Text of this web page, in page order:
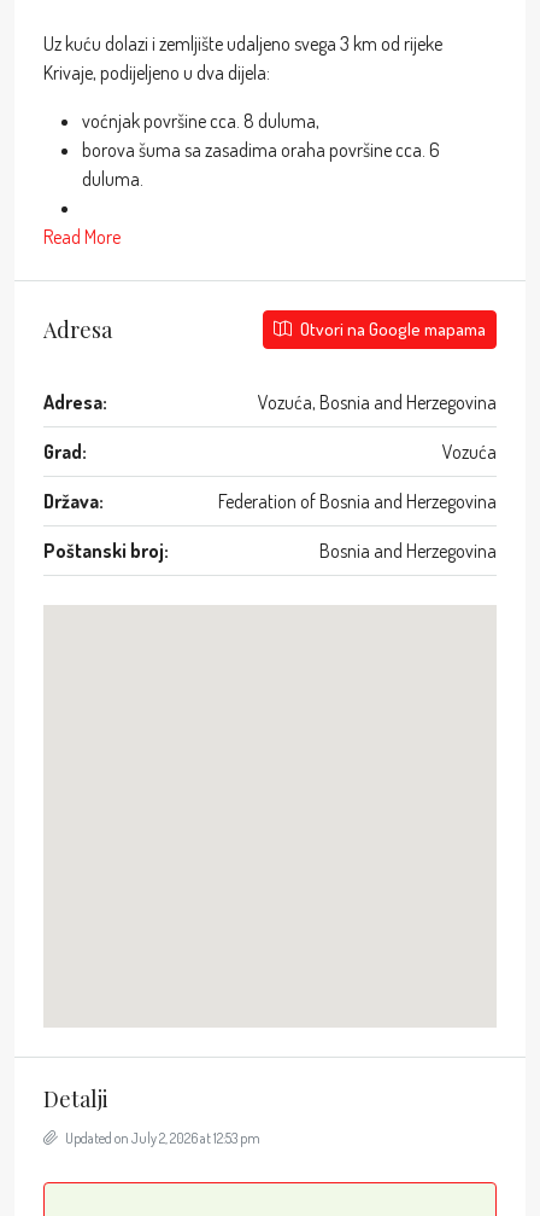
Uz kuću dolazi i zemljište udaljeno svega 3 km od rijeke
Krivaje, podijeljeno u dva dijela:
voćnjak površine cca. 8 duluma,
borova šuma sa zasadima oraha površine cca. 6
duluma.
Read More
Adresa Otvori na Google mapama
Adresa: Vozuća, Bosnia and Herzegovina
Grad: Vozuća
Država: Federation of Bosnia and Herzegovina
Poštanski broj: Bosnia and Herzegovina
Detalji
Updated on July 2, 2026 at 12:53 pm